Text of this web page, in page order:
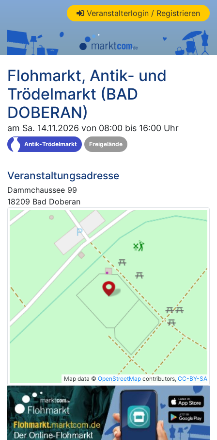
Veranstalterlogin / Registrieren
Flohmarkt, Antik- und
Trödelmarkt (BAD
DOBERAN)
am Sa. 14.11.2026 von 08:00 bis 16:00 Uhr
Antik-Trödelmarkt Freigelände
Veranstaltungsadresse
Dammchaussee 99
18209 Bad Doberan
Map data © OpenStreetMap contributors, CC-BY-SA